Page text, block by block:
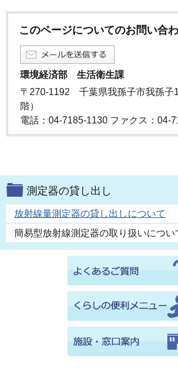
このページについてのお問い合
環境経済部 生活衛生課
〒270-1192 千葉県我孫子市我孫子
階）
電話：04-7185-1130 ファクス：04-
測定器の貸し出し
放射線量測定器の貸し出しについて
簡易型放射線測定器の取り扱いについ